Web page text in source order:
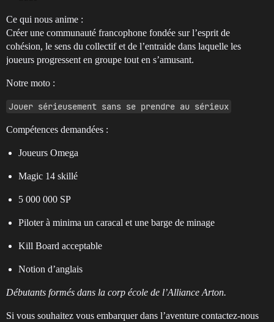
Ce qui nous anime :
Créer une communauté francophone fondée sur l’esprit de
cohésion, le sens du collectif et de l’entraide dans laquelle les
joueurs progressent en groupe tout en s’amusant.
Notre moto :
Jouer sérieusement sans se prendre au sérieux
Compétences demandées :
Joueurs Omega
Magic 14 skillé
5 000 000 SP
Piloter à minima un caracal et une barge de minage
Kill Board acceptable
Notion d’anglais
Débutants formés dans la corp école de l’Alliance Arton.
Si vous souhaitez vous embarquer dans l’aventure contactez-nous